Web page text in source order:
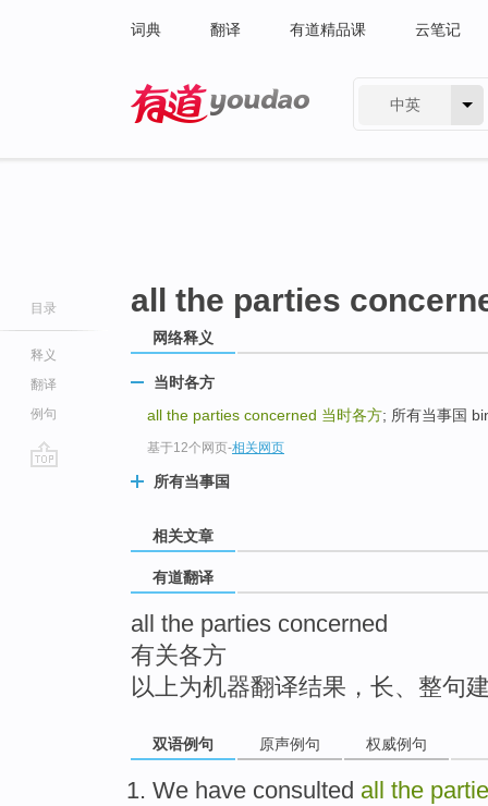
词典 翻译 有道精品课 云笔记
中英
目录
释义
翻译
例句
all the parties
网络释义
当时各方
all the parties concerned 当时各方; 所有当事国
基于12个网页-相关网页
所有当事国
相关文章
有道翻译
all the parties concerned
有关各方
以上为机器翻译结果，长、整句
双语例句 原声例句 权威例句
We have consulted all the